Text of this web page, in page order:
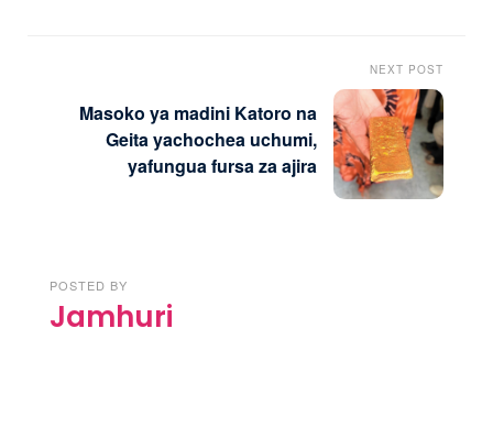
NEXT POST
Masoko ya madini Katoro na
Geita yachochea uchumi,
yafungua fursa za ajira
POSTED BY
Jamhuri